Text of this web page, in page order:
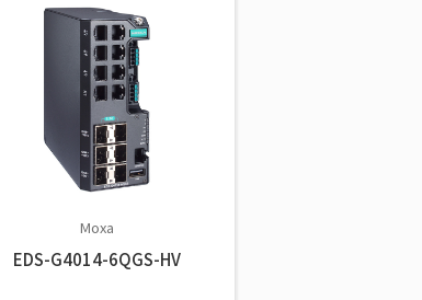
Moxa
EDS-G4014-6QGS-HV